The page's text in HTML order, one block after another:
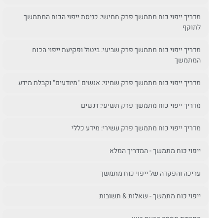
מדריך ייפוי כוח מתמשך פרק חמישי: כניסת ייפוי הכוח המתמשך
לתוקף
מדריך ייפוי כוח מתמשך פרק שביעי: ביטול ופקיעת ייפוי הכוח
המתמשך
מדריך ייפוי כוח מתמשך פרק שמיני: אנשים "מיודעים" וקבלת מידע
מדריך ייפוי כוח מתמשך פרק תשיעי: דגשים
מדריך ייפוי כוח מתמשך פרק עשירי: מידע כללי
ייפוי כוח מתמשך - המדריך המלא
עריכה והפקדה של ייפוי כוח מתמשך
ייפוי כוח מתמשך - שאלות & תשובות